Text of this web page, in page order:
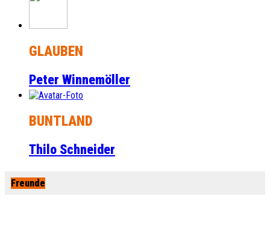
GLAUBEN
Peter Winnemöller
BUNTLAND
Thilo Schneider
Freunde